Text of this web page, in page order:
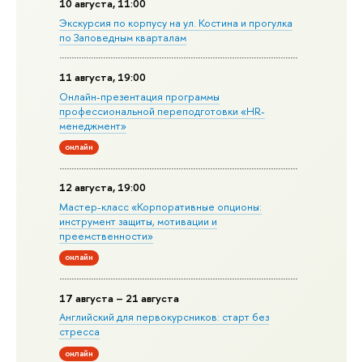
10 августа, 11:00
Экскурсия по корпусу на ул. Костина и прогулка
по Заповедным кварталам
11 августа, 19:00
Онлайн-презентация программы
профессиональной переподготовки «HR-
менеджмент»
онлайн
12 августа, 19:00
Мастер-класс «Корпоративные опционы:
инструмент защиты, мотивации и
преемственности»
онлайн
17 августа – 21 августа
Английский для первокурсников: старт без
стресса
онлайн